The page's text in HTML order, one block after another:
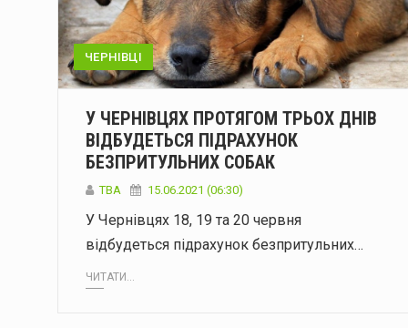
ЧЕРНІВЦІ
У ЧЕРНІВЦЯХ ПРОТЯГОМ ТРЬОХ ДНІВ
ВІДБУДЕТЬСЯ ПІДРАХУНОК
БЕЗПРИТУЛЬНИХ СОБАК
ТВА 15.06.2021 (06:30)
У Чернівцях 18, 19 та 20 червня
відбудеться підрахунок безпритульних…
ЧИТАТИ...